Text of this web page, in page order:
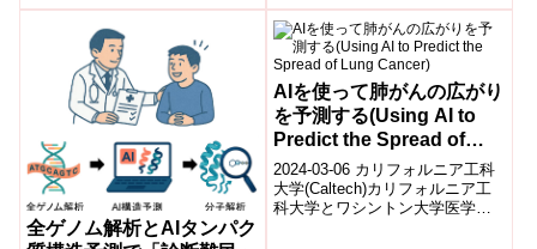
バル...
する。これらの身体的特徴は、
人が性的興奮に陥っていること
を明らか...
全ゲノム解析とAIタンパク
AIを使って肺がんの広がり
を予測する(Using AI to
Predict the Spread of
Lung Cancer)
2024-03-06 カリフォルニア工科
大学(Caltech)カリフォルニア工
科大学とワシントン大学医学部